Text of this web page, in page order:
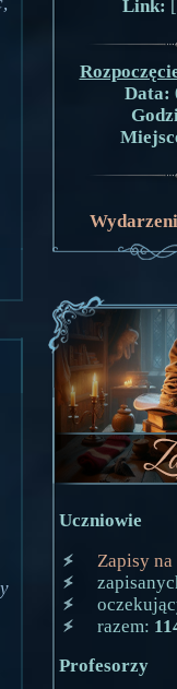
Link: [
Data:
Uczniowie
Zapisy
razem:
Profesorzy